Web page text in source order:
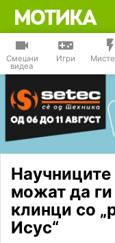
Смешни
видеа
Игри
Научниците
можат да ги
клинци со
Исус“